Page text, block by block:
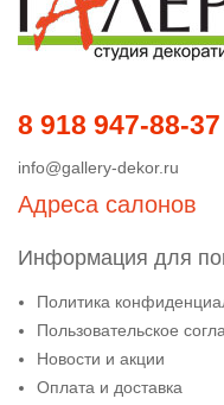
8 918 947-88-37
info@gallery-dekor.ru
Адреса салонов
Информация для
Политика
Пользовательское
Новости и акции
Оплата и доставка